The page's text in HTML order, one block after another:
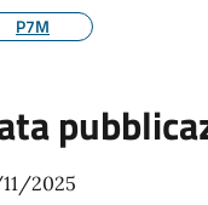
P7M
2025